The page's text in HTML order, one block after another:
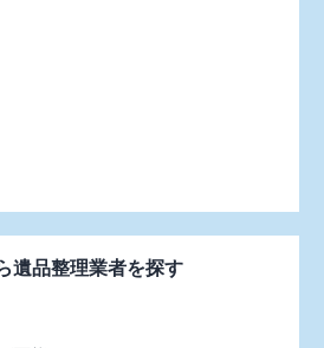
遺品整理業者を探す